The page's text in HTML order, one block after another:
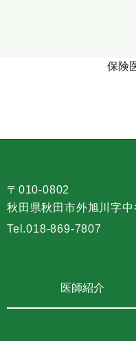
保険
〒010-0802
秋田県秋田市外旭川字
Tel.018-869-7807
医師紹介